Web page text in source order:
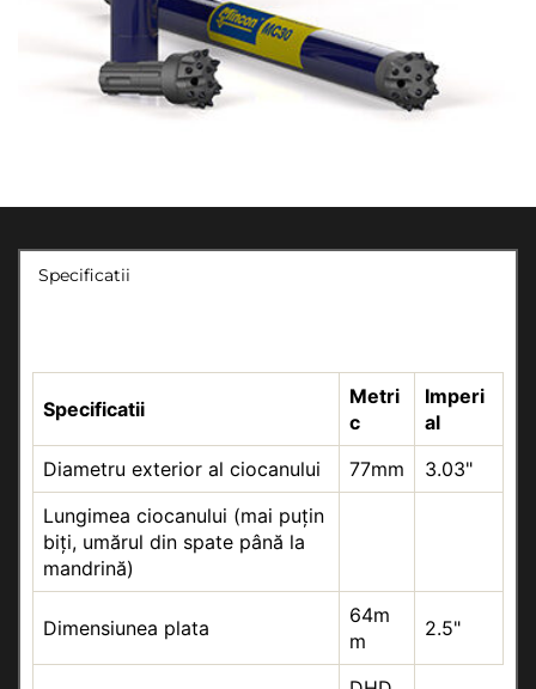
Specificatii
Specificatii
Metri
c
Imperi
al
Diametru exterior al ciocanului
77mm
3.03"
Lungimea ciocanului (mai puțin
biți, umărul din spate până la
mandrină)
Dimensiunea plata
64m
m
2.5"